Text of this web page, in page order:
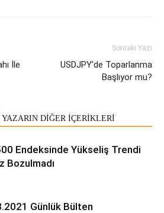
İle
Sonraki Yazı
USDJPY’de Toparlanma
Başlıyor mu?
YAZARIN DİĞER İÇERİKLERİ
Endeksinde Yükseliş Trendi
Bozulmadı
Günlük Bülten